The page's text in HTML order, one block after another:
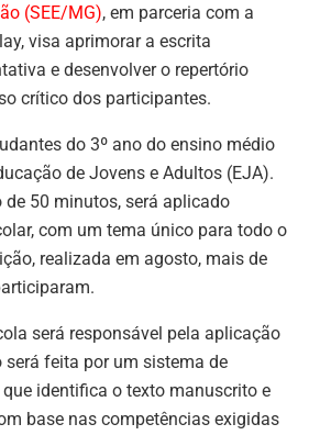
(SEE/MG), em parceria com a
visa aprimorar a escrita
e desenvolver o repertório
crítico dos participantes.
do 3º ano do ensino médio
de Jovens e Adultos (EJA).
de 50 minutos, será aplicado
com um tema único para todo o
realizada em agosto, mais de
será responsável pela aplicação
será feita por um sistema de
identifica o texto manuscrito e
base nas competências exigidas